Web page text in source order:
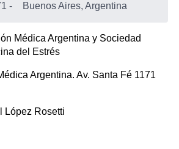
-
Buenos Aires, Argentina
Médica Argentina y Sociedad
del Estrés
Argentina. Av. Santa Fé 1171
López Rosetti